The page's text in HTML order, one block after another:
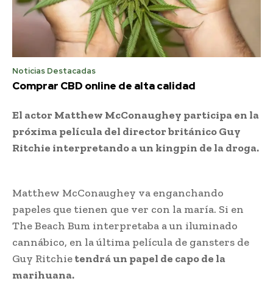
Noticias Destacadas
Comprar CBD online de alta calidad
El actor Matthew McConaughey participa en la
próxima película del director británico Guy
Ritchie interpretando a un kingpin de la droga.
Matthew McConaughey va enganchando
papeles que tienen que ver con la maría. Si en
The Beach Bum interpretaba a un iluminado
cannábico, en la última película de gansters de
Guy Ritchietendrá un papel de capo de la
marihuana.